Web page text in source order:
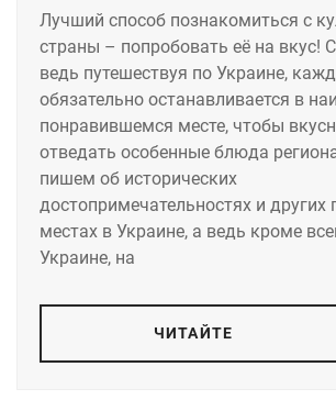
Лучший способ познакомиться с
страны – попробовать её на вкус!
ведь путешествуя по Украине,
обязательно останавливается в
понравившемся месте, чтобы
отведать особенные блюда
пишем об исторических
достопримечательностях и
местах в Украине, а ведь кроме
Украине, на
ЧИТАЙТЕ